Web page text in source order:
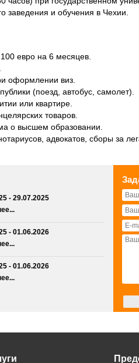
заведения и обучения в Чехии.
евро на 6 месяцев.
оформлении виз.
(поезд, автобус, самолет).
или квартире.
товаров.
о высшем образовании.
адвокатов, сборы за
- 29.07.2025
- 01.06.2026
- 01.06.2026